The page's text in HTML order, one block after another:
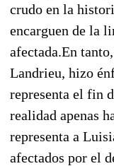
crudo en la
encarguen de la
afectada.En
Landrieu, hizo
representa el fin
realidad apenas
representa a
afectados por el